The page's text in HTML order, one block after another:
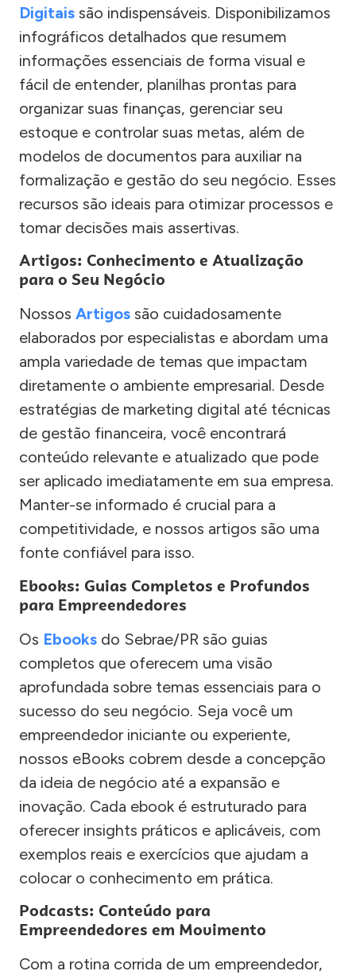
Digitais são indispensáveis. Disponibilizamos
infográficos detalhados que resumem
informações essenciais de forma visual e
fácil de entender, planilhas prontas para
organizar suas finanças, gerenciar seu
estoque e controlar suas metas, além de
modelos de documentos para auxiliar na
formalização e gestão do seu negócio. Esses
recursos são ideais para otimizar processos e
tomar decisões mais assertivas.
Artigos: Conhecimento e Atualização
para o Seu Negócio
Nossos Artigos são cuidadosamente
elaborados por especialistas e abordam uma
ampla variedade de temas que impactam
diretamente o ambiente empresarial. Desde
estratégias de marketing digital até técnicas
de gestão financeira, você encontrará
conteúdo relevante e atualizado que pode
ser aplicado imediatamente em sua empresa.
Manter-se informado é crucial para a
competitividade, e nossos artigos são uma
fonte confiável para isso.
Ebooks: Guias Completos e Profundos
para Empreendedores
Os Ebooks do Sebrae/PR são guias
completos que oferecem uma visão
aprofundada sobre temas essenciais para o
sucesso do seu negócio. Seja você um
empreendedor iniciante ou experiente,
nossos eBooks cobrem desde a concepção
da ideia de negócio até a expansão e
inovação. Cada ebook é estruturado para
oferecer insights práticos e aplicáveis, com
exemplos reais e exercícios que ajudam a
colocar o conhecimento em prática.
Podcasts: Conteúdo para
Empreendedores em Movimento
Com a rotina corrida de um empreendedor,